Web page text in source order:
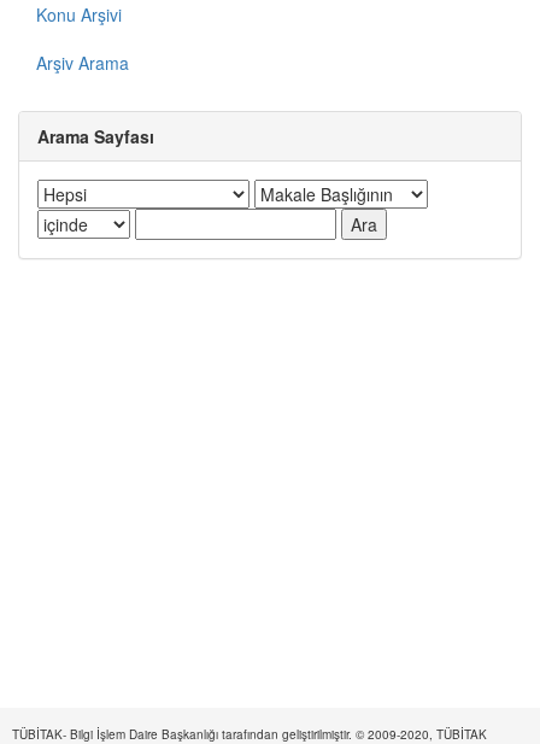
Konu Arşivi
Arşiv Arama
Arama Sayfası
TÜBİTAK- Bilgi İşlem Daire Başkanlığı tarafından geliştirilmiştir. © 2009-2020, TÜBİTAK